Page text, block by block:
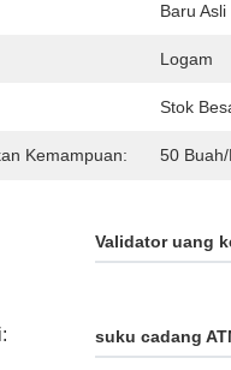
Baru Asli
Logam
Stok
Kemampuan: 50
Validator uang
suku cadang